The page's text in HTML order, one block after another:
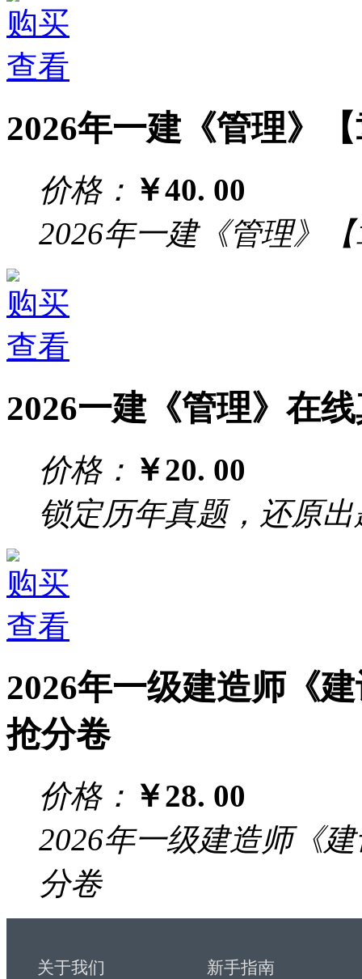
购买
查看
2026年一建《管理》
价格： ￥40. 00
2026年一建《管理》
购买
查看
2026一建《管理》在
价格： ￥20. 00
锁定历年真题，还原
购买
查看
2026年一级建造师《
抢分卷
价格： ￥28. 00
2026年一级建造师《
分卷
关于我们 新手指南